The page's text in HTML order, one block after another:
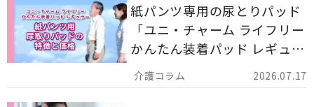
2026.07.17
紙パンツ専用の尿とりパッド
「ユニ・チャーム ライフリー
かんたん装着パッド レギュラ
ー 計162枚」について解説し
ます。